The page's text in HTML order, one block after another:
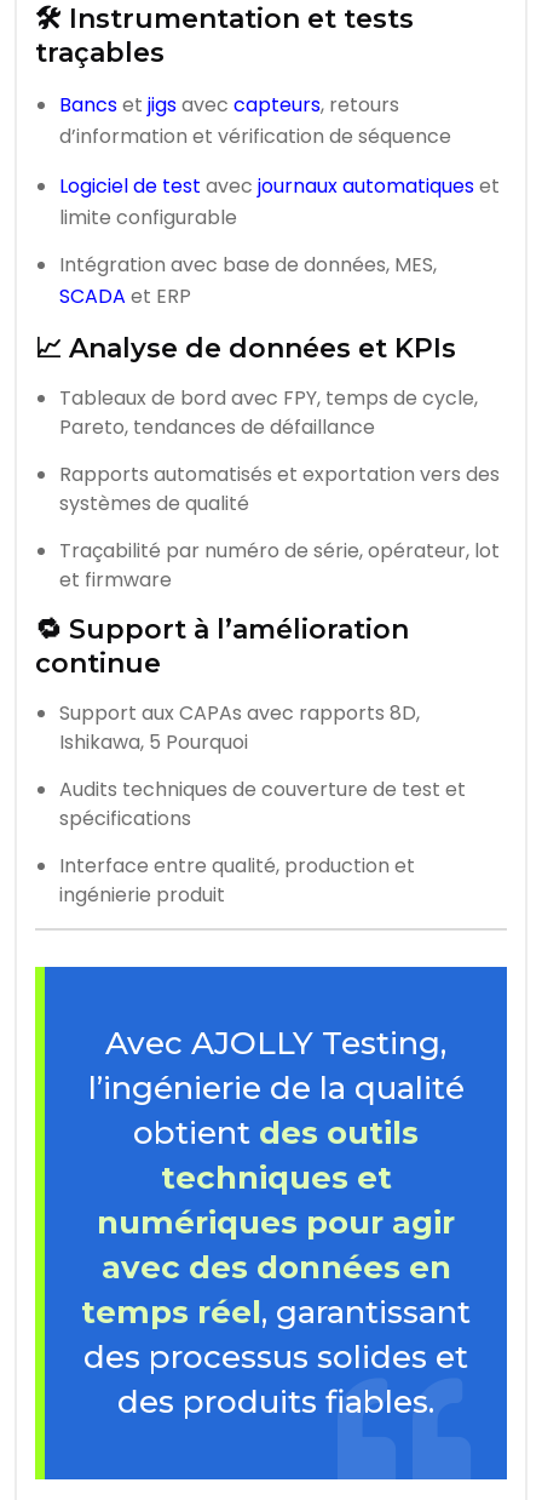
🛠️ Instrumentation et tests
traçables
Bancset jigsavec capteurs, retours
d’information et vérification de séquence
Logiciel de test avec journaux automatiqueset
limite configurable
Intégration avec base de données, MES,
SCADA et ERP
📈 Analyse de données et KPIs
Tableaux de bord avec FPY, temps de cycle,
Pareto, tendances de défaillance
Rapports automatisés et exportation vers des
systèmes de qualité
Traçabilité par numéro de série, opérateur, lot
et firmware
🔁 Support à l’amélioration
continue
Support aux CAPAs avec rapports 8D,
Ishikawa, 5 Pourquoi
Audits techniques de couverture de test et
spécifications
Interface entre qualité, production et
ingénierie produit
Avec AJOLLY Testing,
l’ingénierie de la qualité
obtient des outils
techniques et
numériques pour agir
avec des données en
temps réel, garantissant
des processus solides et
des produits fiables.